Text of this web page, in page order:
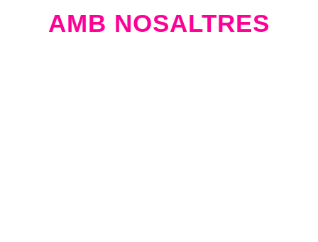
AMB NOSALTRES